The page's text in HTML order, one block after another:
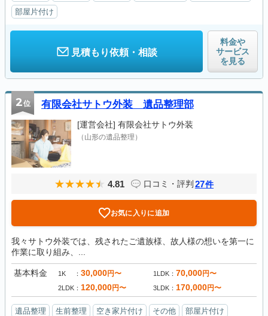
部屋片付け
見積もり依頼・相談
料金や
サービス
を見る
2位 有限会社サトウ外装 遺品整理部
[運営会社] 有限会社サトウ外装
（山形の遺品整理）
4.81 口コミ・評判 27件
お気に入りに追加
我々サトウ外装では、残されたご遺族様、故人様の想いを第一に
作業に取り組み、...
基本料金 1K 30,000円〜 1LDK 70,000円〜
2LDK 120,000円〜 3LDK 170,000円〜
遺品整理 生前整理 空き家片付け その他 部屋片付け